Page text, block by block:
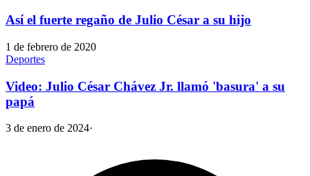
Así el fuerte regaño de Julio César a su hijo
1 de febrero de 2020
Deportes
Video: Julio César Chávez Jr. llamó 'basura' a su
papá
3 de enero de 2024·